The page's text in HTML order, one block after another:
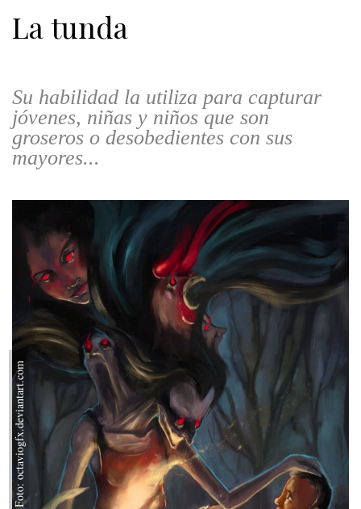
La tunda
Su habilidad la utiliza para capturar
jóvenes, niñas y niños que son
groseros o desobedientes con sus
mayores...
Foto: octaviogfx.deviantart.com